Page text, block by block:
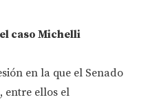
caso Michelli
en la que el Senado
, entre ellos el